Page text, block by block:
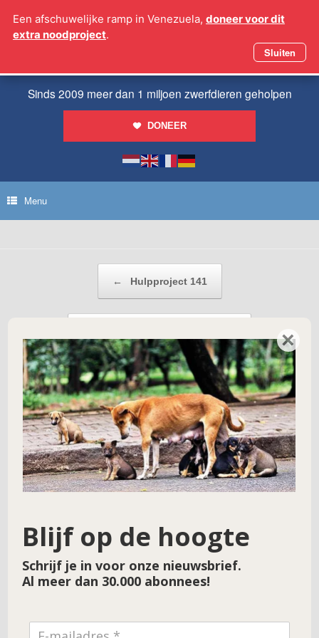
naar
Sinds 2009 meer dan 1 miljoen zwerfdieren geholpen
DONEER
Menu
← Hulpproject 141
Een afschuwelijke ramp in Venezuela, doneer voor dit
extra noodproject.
Sluiten
×
Blijf op de hoogte
Schrijf je in voor onze nieuwsbrief.
Al meer dan 30.000 abonnees!